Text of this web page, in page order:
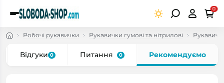
0
Робочі рукавички Рукавички гумові та нітрилові
Відгуки 0 Питання 0 Рекомендуємо